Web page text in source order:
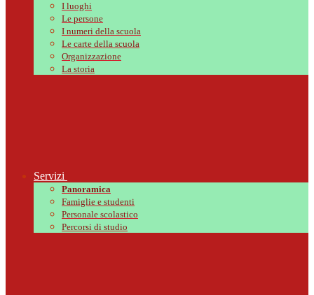
I luoghi
Le persone
I numeri della scuola
Le carte della scuola
Organizzazione
La storia
Servizi
Panoramica
Famiglie e studenti
Personale scolastico
Percorsi di studio